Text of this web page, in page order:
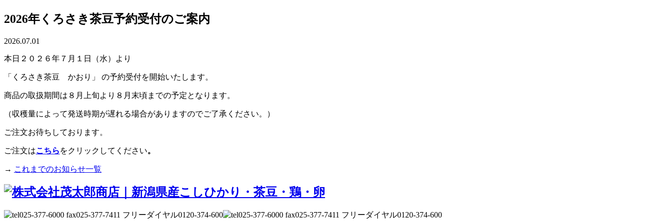
2026年くろさき茶豆予約受付のご案内
2026.07.01
本日２０２６年７月１日（水）より
「くろさき茶豆 かおり」 の予約受付を開始いたします。
商品の取扱期間は８月上旬より８月末頃までの予定となります。
（収穫量によって発送時期が遅れる場合がありますのでご了承ください。）
ご注文お待ちしております。
ご注文はこちら をクリックしてください。
→ これまでのお知らせ一覧